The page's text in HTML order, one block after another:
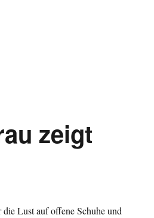
zeigt
Lust auf offene Schuhe und